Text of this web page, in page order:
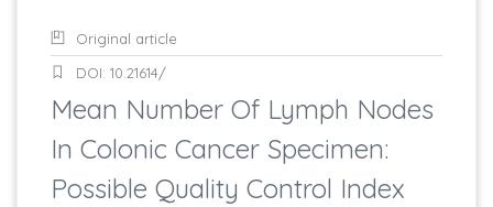
Original article
DOI: 10.21614/
Mean Number Of Lymph Nodes
In Colonic Cancer Specimen:
Possible Quality Control Index